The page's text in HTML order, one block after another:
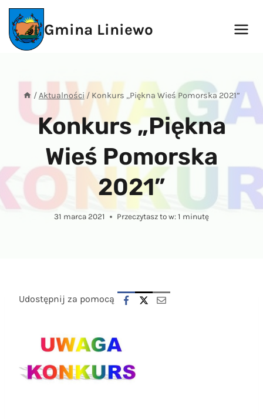
Przejdź
treści
Gmina Liniewo
/Aktualności / Konkurs „Piękna Wieś Pomorska 2021”
Konkurs „Piękna
Wieś Pomorska
2021”
31 marca 2021 Przeczytasz to w: 1 minutę
Udostępnij za pomocą